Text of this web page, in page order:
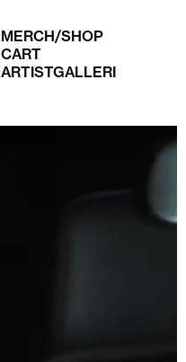
MERCH/SHOP
CART
ARTISTGALLERI